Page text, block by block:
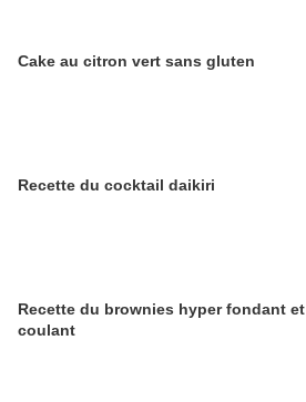
Cake au citron vert sans gluten
Recette du cocktail daikiri
Recette du brownies hyper fondant et
coulant